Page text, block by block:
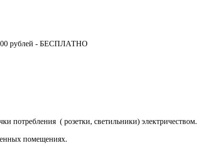
от 15 000 рублей - БЕСПЛАТНО
потребления ( розетки, светильники) электричеством.
помещениях.